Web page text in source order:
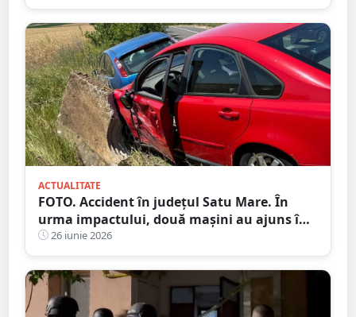
ACTUALITATE
FOTO. Accident în județul Satu Mare. În
urma impactului, două mașini au ajuns în
șanț26 iunie 2026